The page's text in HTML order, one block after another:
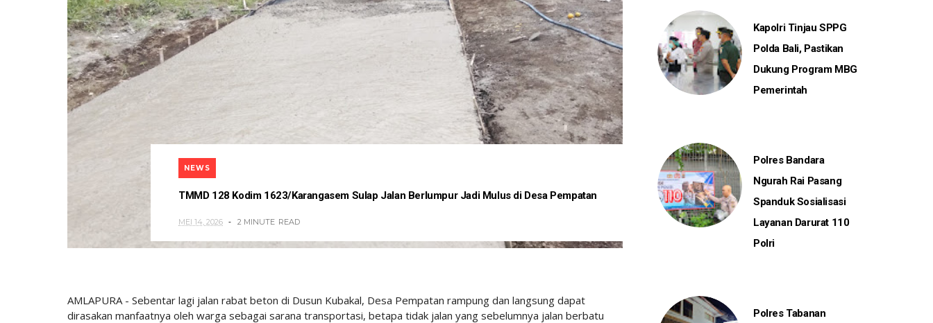
NEWS
TMMD 128 Kodim 1623/Karangasem Sulap Jalan Berlumpur Jadi Mulus di Desa Pempatan
MEI 14, 2026 2 MINUTE READ
AMLAPURA - Sebentar lagi jalan rabat beton di Dusun Kubakal, Desa Pempatan rampung dan langsung dapat
dirasakan manfaatnya oleh warga sebagai sarana transportasi, betapa tidak jalan yang sebelumnya jalan berbatu
Kapolri Tinjau SPPG
Polda Bali, Pastikan
Dukung Program MBG
Pemerintah
Polres Bandara
Ngurah Rai Pasang
Spanduk Sosialisasi
Layanan Darurat 110
Polri
Polres Tabanan